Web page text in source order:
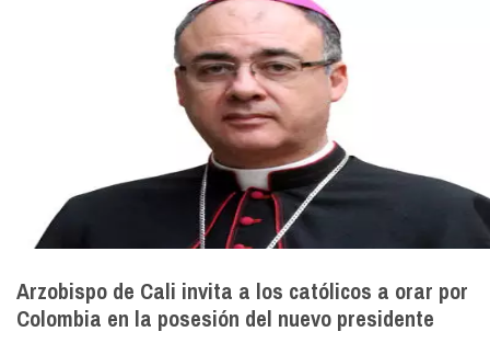
Arzobispo de Cali invita a los católicos a orar por
Colombia en la posesión del nuevo presidente